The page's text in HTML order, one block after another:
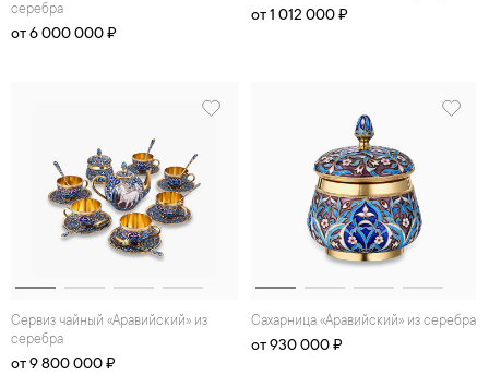
серебра
от 6 000 000 ₽
от 1 012 000 ₽
Сервиз чайный «Аравийский» из
серебра
от 9 800 000 ₽
Сахарница «Аравийский» из серебра
от 930 000 ₽